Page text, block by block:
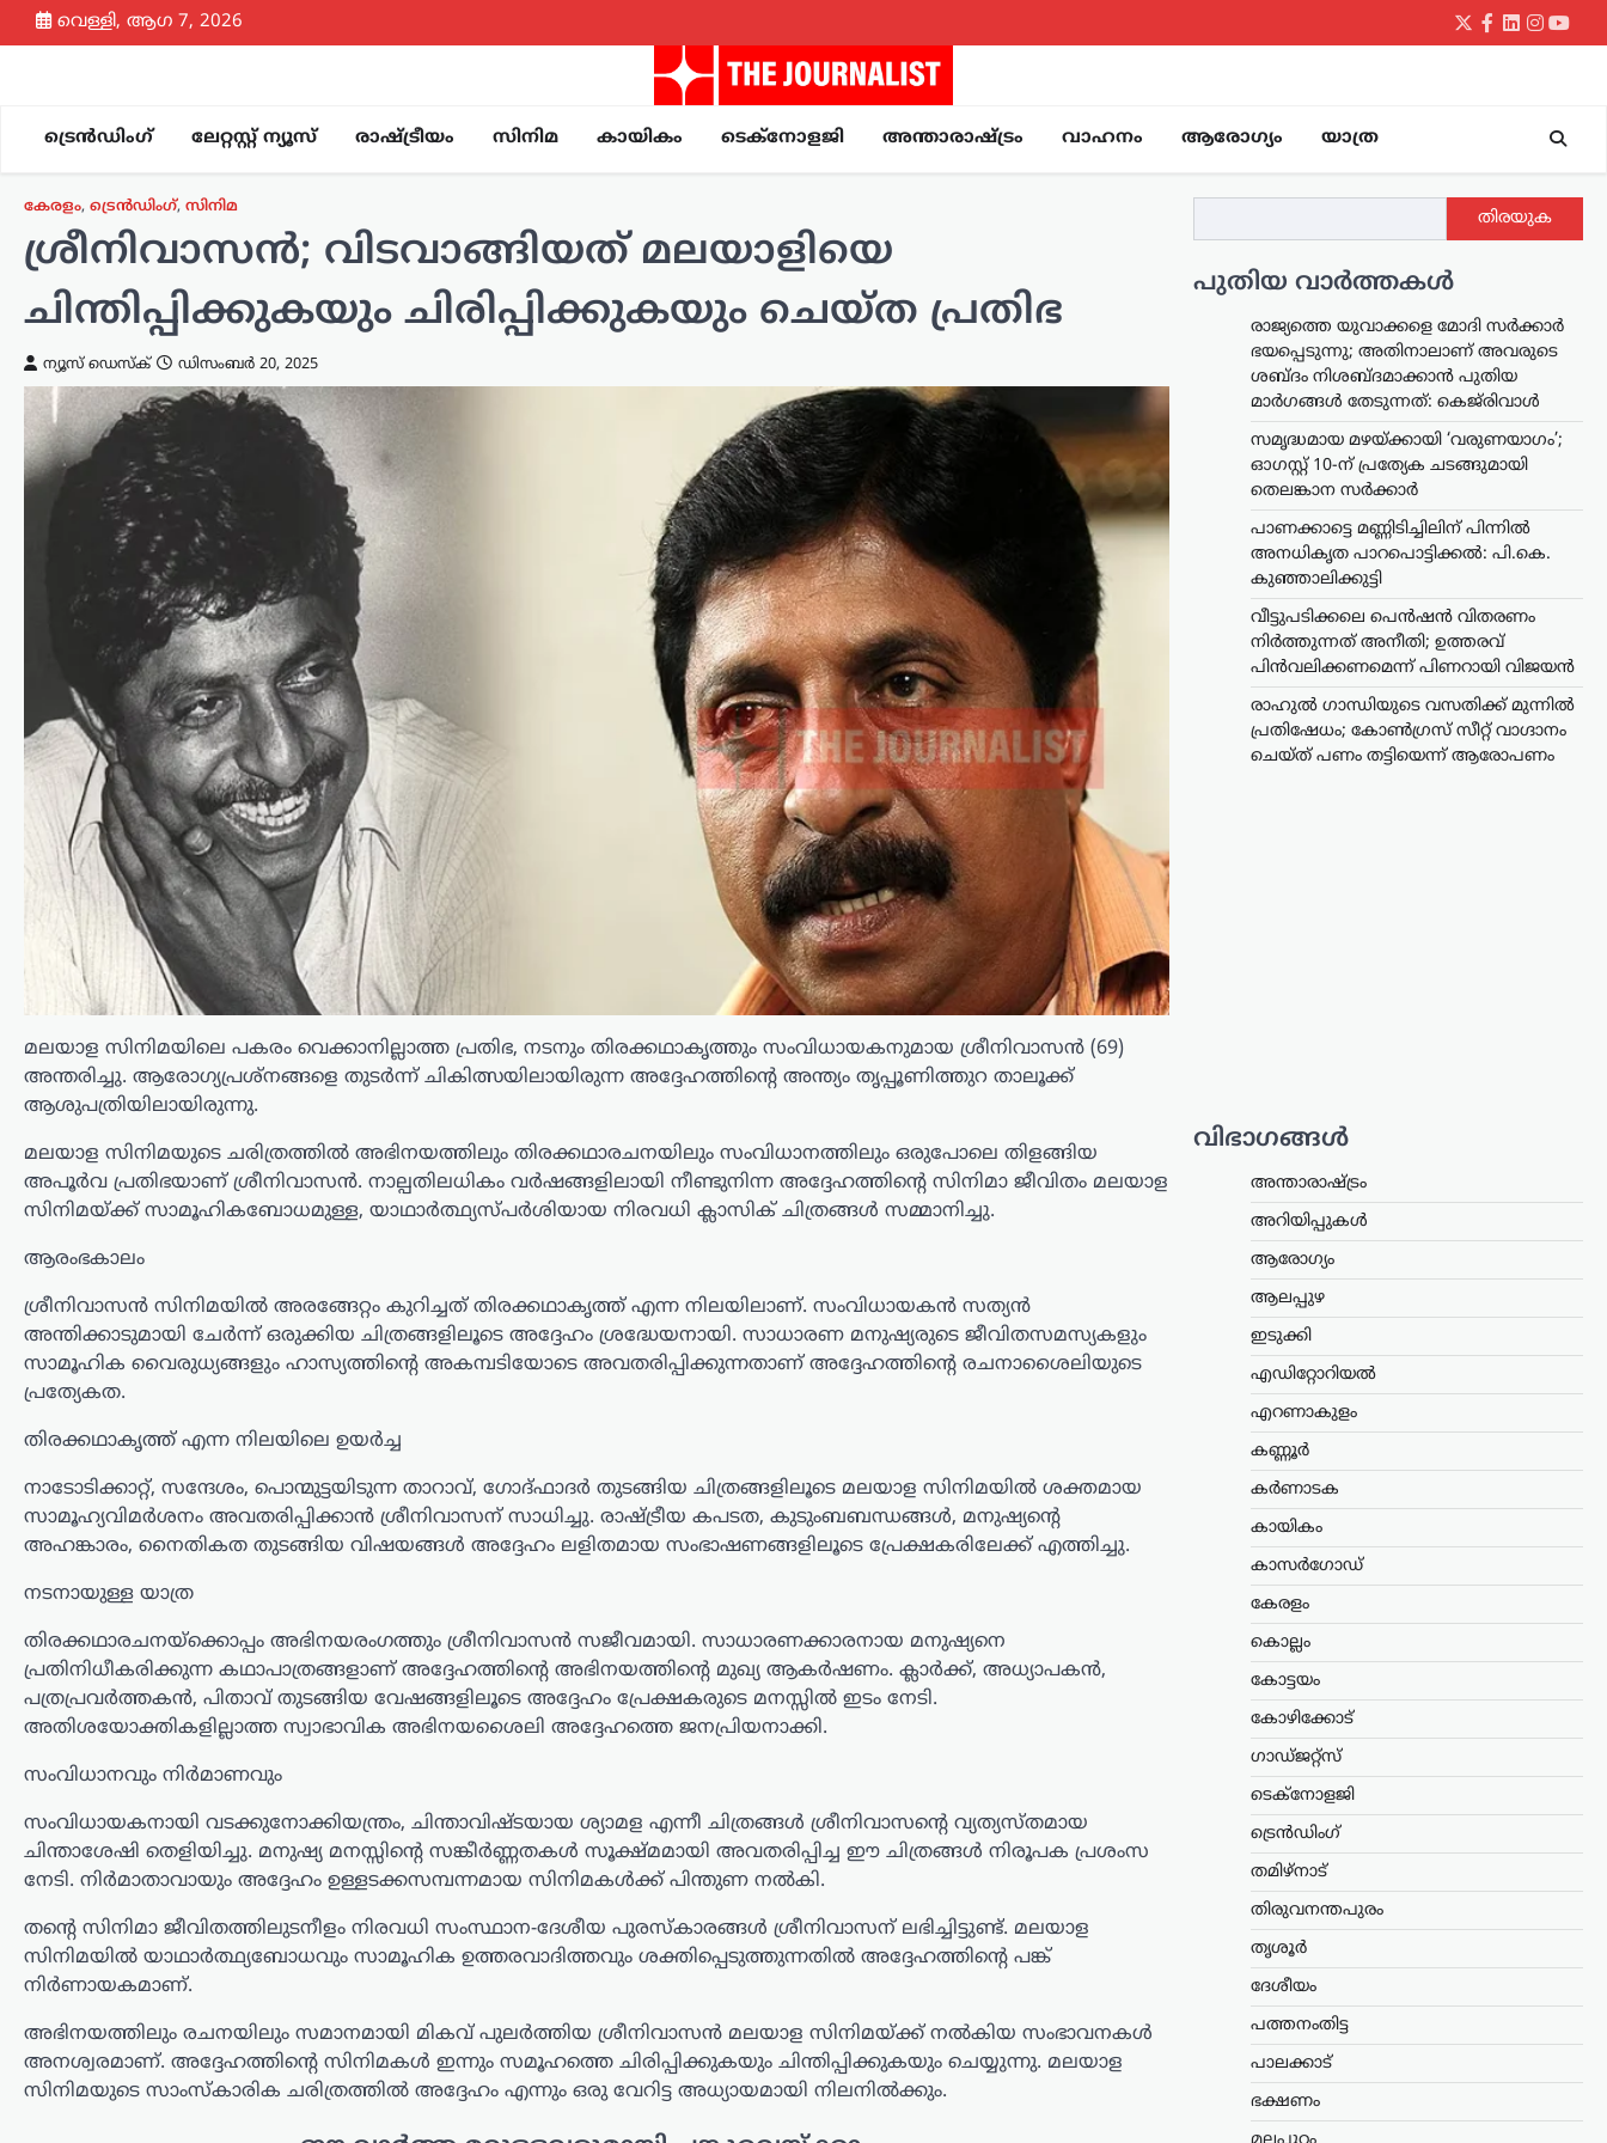
Skip
to
വെള്ളി, ആഗ 7, 2026
Twitter
Facebook
LinkedIn
ട്രെൻഡിംഗ് ലേറ്റസ്റ്റ് ന്യൂസ് രാഷ്ട്രീയം സിനിമ കായികം ടെക്നോളജി അന്താരാഷ്ട്രം വാഹനം ആരോഗ്യം യാത്ര
കേരളം, ട്രെൻഡിംഗ്, സിനിമ
ശ്രീനിവാസൻ; വിടവാങ്ങിയത് മലയാളിയെ
ചിന്തിപ്പിക്കുകയും ചിരിപ്പിക്കുകയും ചെയ്ത പ്രതിഭ
ന്യൂസ് ഡെസ്ക് ഡിസംബർ 20, 2025
മലയാള സിനിമയിലെ പകരം വെക്കാനില്ലാത്ത പ്രതിഭ, നടനും തിരക്കഥാകൃത്തും സംവിധായകനുമായ ശ്രീനിവാസൻ (69)
അന്തരിച്ചു. ആരോഗ്യപ്രശ്നങ്ങളെ തുടർന്ന് ചികിത്സയിലായിരുന്ന അദ്ദേഹത്തിന്റെ അന്ത്യം തൃപ്പൂണിത്തുറ താലൂക്ക്
ആശുപത്രിയിലായിരുന്നു.
മലയാള സിനിമയുടെ ചരിത്രത്തിൽ അഭിനയത്തിലും തിരക്കഥാരചനയിലും സംവിധാനത്തിലും ഒരുപോലെ തിളങ്ങിയ
അപൂർവ പ്രതിഭയാണ് ശ്രീനിവാസൻ. നാല്പതിലധികം വർഷങ്ങളിലായി നീണ്ടുനിന്ന അദ്ദേഹത്തിന്റെ സിനിമാ ജീവിതം മലയാള
സിനിമയ്ക്ക് സാമൂഹികബോധമുള്ള, യാഥാർത്ഥ്യസ്പർശിയായ നിരവധി ക്ലാസിക് ചിത്രങ്ങൾ സമ്മാനിച്ചു.
ആരംഭകാലം
ശ്രീനിവാസൻ സിനിമയിൽ അരങ്ങേറ്റം കുറിച്ചത് തിരക്കഥാകൃത്ത് എന്ന നിലയിലാണ്. സംവിധായകൻ സത്യൻ
അന്തിക്കാടുമായി ചേർന്ന് ഒരുക്കിയ ചിത്രങ്ങളിലൂടെ അദ്ദേഹം ശ്രദ്ധേയനായി. സാധാരണ മനുഷ്യരുടെ ജീവിതസമസ്യകളും
സാമൂഹിക വൈരുധ്യങ്ങളും ഹാസ്യത്തിന്റെ അകമ്പടിയോടെ അവതരിപ്പിക്കുന്നതാണ് അദ്ദേഹത്തിന്റെ രചനാശൈലിയുടെ
പ്രത്യേകത.
തിരക്കഥാകൃത്ത് എന്ന നിലയിലെ ഉയർച്ച
നാടോടിക്കാറ്റ്, സന്ദേശം, പൊന്മുട്ടയിടുന്ന താറാവ്, ഗോദ്ഫാദർ തുടങ്ങിയ ചിത്രങ്ങളിലൂടെ മലയാള സിനിമയിൽ ശക്തമായ
സാമൂഹ്യവിമർശനം അവതരിപ്പിക്കാൻ ശ്രീനിവാസന് സാധിച്ചു. രാഷ്ട്രീയ കപടത, കുടുംബബന്ധങ്ങൾ, മനുഷ്യന്റെ
അഹങ്കാരം, നൈതികത തുടങ്ങിയ വിഷയങ്ങൾ അദ്ദേഹം ലളിതമായ സംഭാഷണങ്ങളിലൂടെ പ്രേക്ഷകരിലേക്ക് എത്തിച്ചു.
നടനായുള്ള യാത്ര
തിരക്കഥാരചനയ്ക്കൊപ്പം അഭിനയരംഗത്തും ശ്രീനിവാസൻ സജീവമായി. സാധാരണക്കാരനായ മനുഷ്യനെ
പ്രതിനിധീകരിക്കുന്ന കഥാപാത്രങ്ങളാണ് അദ്ദേഹത്തിന്റെ അഭിനയത്തിന്റെ മുഖ്യ ആകർഷണം. ക്ലാർക്ക്, അധ്യാപകൻ,
പത്രപ്രവർത്തകൻ, പിതാവ് തുടങ്ങിയ വേഷങ്ങളിലൂടെ അദ്ദേഹം പ്രേക്ഷകരുടെ മനസ്സിൽ ഇടം നേടി.
അതിശയോക്തികളില്ലാത്ത സ്വാഭാവിക അഭിനയശൈലി അദ്ദേഹത്തെ ജനപ്രിയനാക്കി.
സംവിധാനവും നിർമാണവും
സംവിധായകനായി വടക്കുനോക്കിയന്ത്രം, ചിന്താവിഷ്ടയായ ശ്യാമള എന്നീ ചിത്രങ്ങൾ ശ്രീനിവാസന്റെ വ്യത്യസ്തമായ
ചിന്താശേഷി തെളിയിച്ചു. മനുഷ്യ മനസ്സിന്റെ സങ്കീർണ്ണതകൾ സൂക്ഷ്മമായി അവതരിപ്പിച്ച ഈ ചിത്രങ്ങൾ നിരൂപക പ്രശംസ
നേടി. നിർമാതാവായും അദ്ദേഹം ഉള്ളടക്കസമ്പന്നമായ സിനിമകൾക്ക് പിന്തുണ നൽകി.
തന്റെ സിനിമാ ജീവിതത്തിലുടനീളം നിരവധി സംസ്ഥാന-ദേശീയ പുരസ്കാരങ്ങൾ ശ്രീനിവാസന് ലഭിച്ചിട്ടുണ്ട്. മലയാള
സിനിമയിൽ യാഥാർത്ഥ്യബോധവും സാമൂഹിക ഉത്തരവാദിത്തവും ശക്തിപ്പെടുത്തുന്നതിൽ അദ്ദേഹത്തിന്റെ പങ്ക്
നിർണായകമാണ്.
അഭിനയത്തിലും രചനയിലും സമാനമായി മികവ് പുലർത്തിയ ശ്രീനിവാസൻ മലയാള സിനിമയ്ക്ക് നൽകിയ സംഭാവനകൾ
അനശ്വരമാണ്. അദ്ദേഹത്തിന്റെ സിനിമകൾ ഇന്നും സമൂഹത്തെ ചിരിപ്പിക്കുകയും ചിന്തിപ്പിക്കുകയും ചെയ്യുന്നു. മലയാള
സിനിമയുടെ സാംസ്കാരിക ചരിത്രത്തിൽ അദ്ദേഹം എന്നും ഒരു വേറിട്ട അധ്യായമായി നിലനിൽക്കും.
തിരയുക
പുതിയ വാർത്തകൾ
രാജ്യത്തെ യുവാക്കളെ മോദി സർക്കാർ
ഭയപ്പെടുന്നു; അതിനാലാണ് അവരുടെ
ശബ്ദം നിശബ്ദമാക്കാൻ പുതിയ
മാർഗങ്ങൾ തേടുന്നത്: കെജ്‌രിവാൾ
സമൃദ്ധമായ മഴയ്ക്കായി ‘വരുണയാഗം’;
ഓഗസ്റ്റ് 10-ന് പ്രത്യേക ചടങ്ങുമായി
തെലങ്കാന സർക്കാർ
പാണക്കാട്ടെ മണ്ണിടിച്ചിലിന് പിന്നിൽ
അനധികൃത പാറപൊട്ടിക്കൽ: പി.കെ.
കുഞ്ഞാലിക്കുട്ടി
വീട്ടുപടിക്കലെ പെൻഷൻ വിതരണം
നിർത്തുന്നത് അനീതി; ഉത്തരവ്
പിൻവലിക്കണമെന്ന് പിണറായി വിജയൻ
രാഹുൽ ഗാന്ധിയുടെ വസതിക്ക് മുന്നിൽ
പ്രതിഷേധം; കോൺഗ്രസ് സീറ്റ് വാഗ്ദാനം
ചെയ്ത് പണം തട്ടിയെന്ന് ആരോപണം
വിഭാഗങ്ങൾ
അന്താരാഷ്ട്രം
അറിയിപ്പുകൾ
ആരോഗ്യം
ആലപ്പുഴ
ഇടുക്കി
എഡിറ്റോറിയൽ
എറണാകുളം
കണ്ണൂർ
കർണാടക
കായികം
കാസർഗോഡ്
കേരളം
കൊല്ലം
കോട്ടയം
കോഴിക്കോട്
ഗാഡ്ജറ്റ്സ്
ടെക്നോളജി
ട്രെൻഡിംഗ്
തമിഴ്നാട്
തിരുവനന്തപുരം
തൃശൂർ
ദേശീയം
പത്തനംതിട്ട
പാലക്കാട്
ഭക്ഷണം
ട്രെൻഡിംഗ്,ലേറ്റസ്റ്റ് ന്യൂസ്
രാഹുൽ ഗാന്ധിയുടെ
വസതിക്ക് മുന്നിൽ
വാഗ്ദാനം ചെയ്ത് പണം
തട്ടിയെന്ന് ആരോപണം
ന്യൂസ് ഡെസ്ക് ഓഗസ്റ്റ്‌ 7, 2026
ഗാന്ധിയുടെ വസതിക്ക് മുന്നിൽ
സ്ത്രീയും കുട്ടികളുമാണ്
പ്രതിഷേധവുമായി എത്തിയത്. ഹരിയാന
നിയമസഭാ തെരഞ്ഞെടുപ്പിൽ സീറ്റ്
അര്‍ജുന്‍
ആയങ്കിക്കായി വ്യാപക
തിരച്ചില്‍; വേഗത്തില്‍
പിടികൂടാന്‍ നിര്‍ദേശം
നല്‍കി രമേശ്
ചെന്നിത്തല
ന്യൂസ് ഡെസ്ക് ഓഗസ്റ്റ്‌ 7, 2026
പൊലീസിനെ പരസ്യമായി വെല്ലുവിളിച്ച
പിടികൂടാന്‍ ആഭ്യന്തരമന്ത്രി രമേശ്
ചെന്നിത്തല നിര്‍ദേശം നല്‍കിയതിനെ
തുടര്‍ന്ന് സംസ്ഥാനത്ത് പൊലീസ്
കൊച്ചിയടക്കമുള്ള വിവിധ…
ട്രെൻഡിംഗ്,ദേശീയം,ലേറ്റസ്റ്റ് ന്യൂസ്